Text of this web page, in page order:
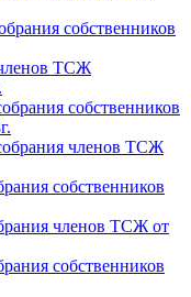
собственников
ТСЖ
собственников
членов ТСЖ
собственников
членов ТСЖ от
собственников